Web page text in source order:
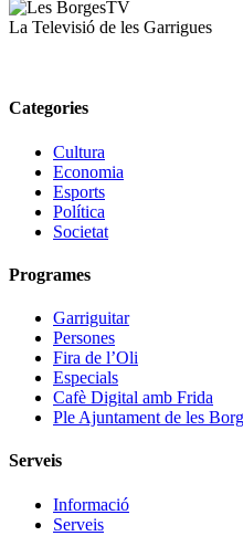
La Televisió de les Garrigues
Categories
Cultura
Economia
Esports
Política
Societat
Programes
Garriguitar
Persones
Fira de l’Oli
Especials
Cafè Digital amb Frida
Ple Ajuntament de les
Serveis
Informació
Serveis